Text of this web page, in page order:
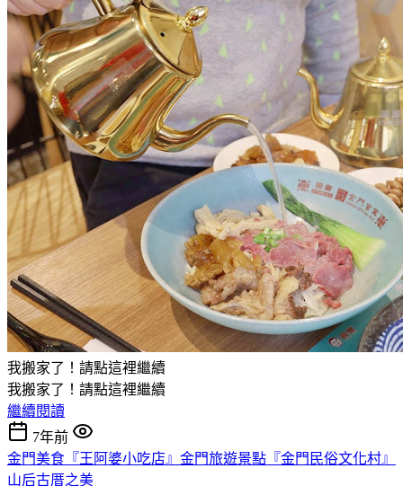
我搬家了！請點這裡繼續
我搬家了！請點這裡繼續
繼續閱讀
7年前
金門美食『王阿婆小吃店』金門旅遊景點『金門民俗文化村』
山后古厝之美